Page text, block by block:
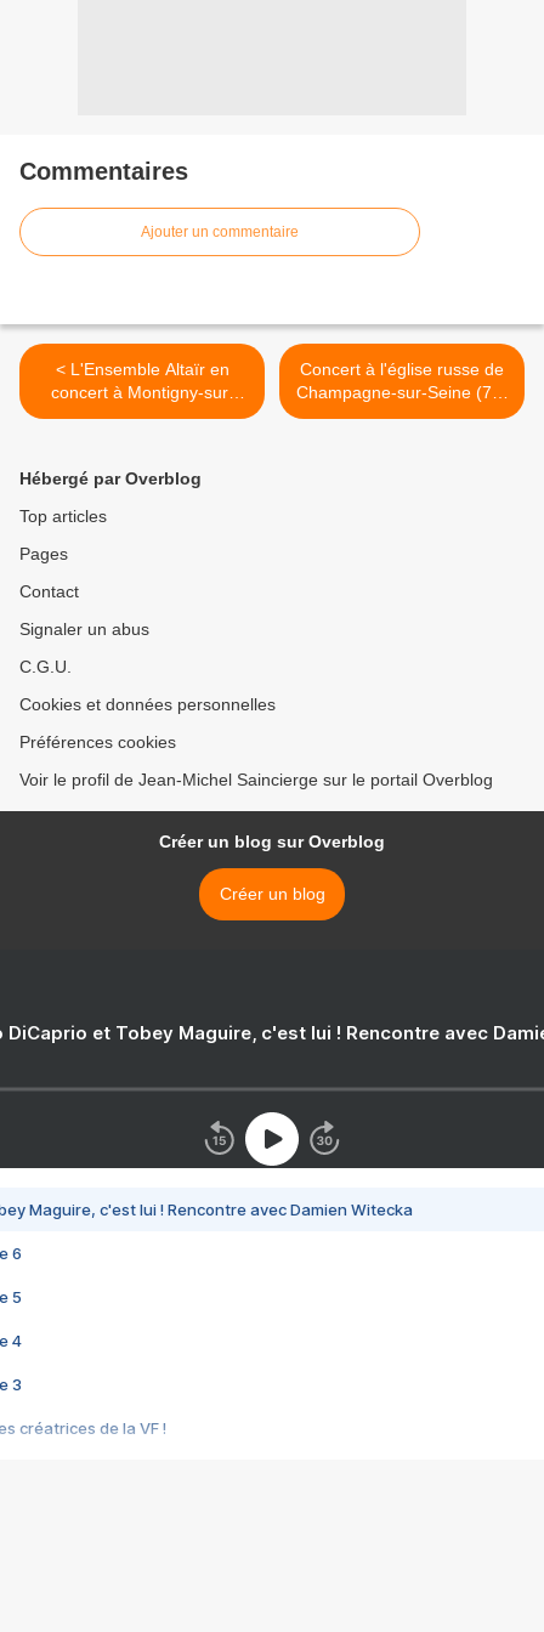
Commentaires
Ajouter un commentaire
< L'Ensemble Altaïr en
concert à Montigny-sur-
Loing (77)
Concert à l'église russe de
Champagne-sur-Seine (77)
>
Hébergé par Overblog
Top articles
Pages
Contact
Signaler un abus
C.G.U.
Cookies et données personnelles
Préférences cookies
Voir le profil de Jean-Michel Saincierge sur le portail Overblog
Créer un blog sur Overblog
Créer un blog
DiCaprio et Tobey Maguire, c'est lui ! Rencontre avec
Maguire, c'est lui ! Rencontre avec Damien Witecka
6
5
4
3
créatrices de la VF !